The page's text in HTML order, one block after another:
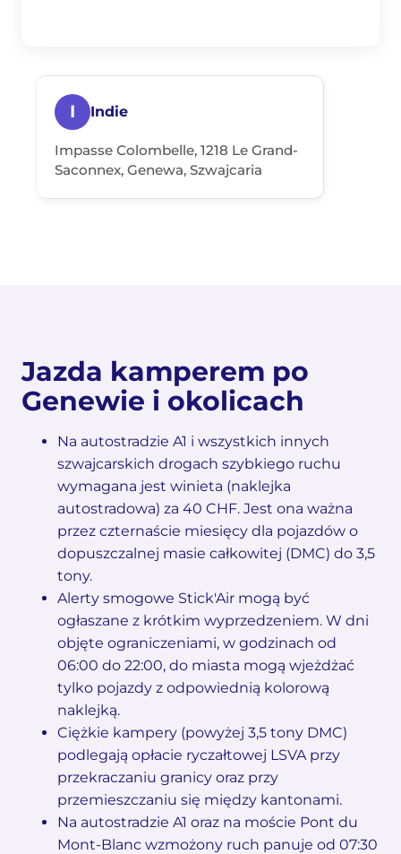
I Indie
Impasse Colombelle, 1218 Le Grand-
Saconnex, Genewa, Szwajcaria
Jazda kamperem po
Genewie i okolicach
Na autostradzie A1 i wszystkich innych
szwajcarskich drogach szybkiego ruchu
wymagana jest winieta (naklejka
autostradowa) za 40 CHF. Jest ona ważna
przez czternaście miesięcy dla pojazdów o
dopuszczalnej masie całkowitej (DMC) do 3,5
tony.
Alerty smogowe Stick'Air mogą być
ogłaszane z krótkim wyprzedzeniem. W dni
objęte ograniczeniami, w godzinach od
06:00 do 22:00, do miasta mogą wjeżdżać
tylko pojazdy z odpowiednią kolorową
naklejką.
Ciężkie kampery (powyżej 3,5 tony DMC)
podlegają opłacie ryczałtowej LSVA przy
przekraczaniu granicy oraz przy
przemieszczaniu się między kantonami.
Na autostradzie A1 oraz na moście Pont du
Mont-Blanc wzmożony ruch panuje od 07:30